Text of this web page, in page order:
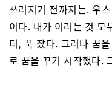
쓰러지기 전까지는. 우
이다. 내가 이러는 것 모
더, 푹 잤다. 그러나 꿈
로 꿈을 꾸기 시작했다.